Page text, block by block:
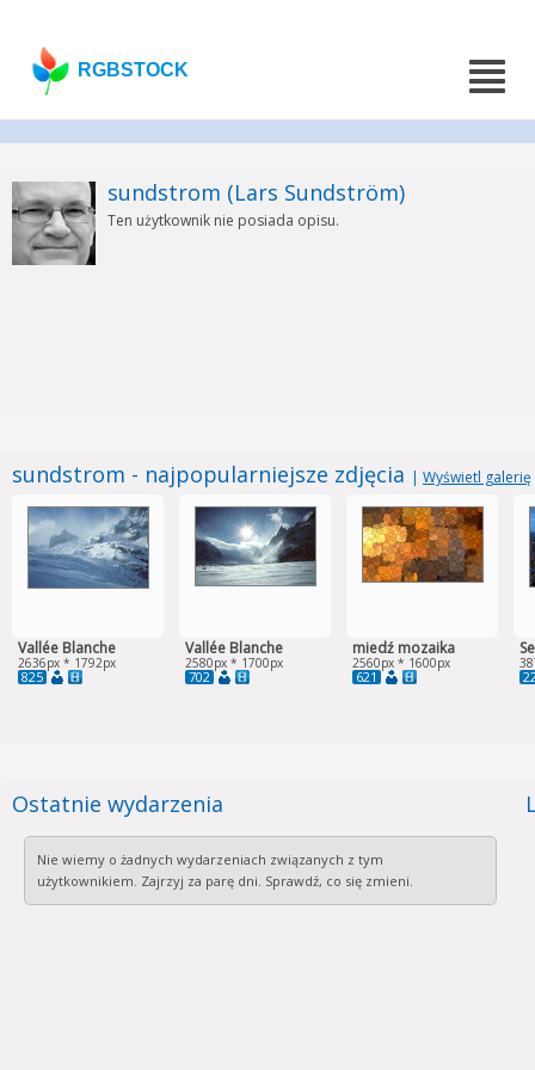
RGBSTOCK
sundstrom (Lars Sundström)
Ten użytkownik nie posiada opisu.
sundstrom - najpopularniejsze zdjęcia | Wyświetl galerię
Vallée Blanche
2636px * 1792px
825
Vallée Blanche
2580px * 1700px
702
miedź mozaika
2560px * 1600px
621
Ostatnie wydarzenia
Nie wiemy o żadnych wydarzeniach związanych z tym
użytkownikiem. Zajrzyj za parę dni. Sprawdź, co się zmieni.